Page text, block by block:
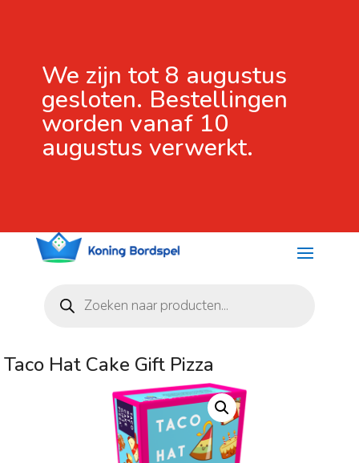
We zijn tot 8 augustus
gesloten. Bestellingen
worden vanaf 10
augustus verwerkt.
zoeken
Taco Hat Cake Gift Pizza